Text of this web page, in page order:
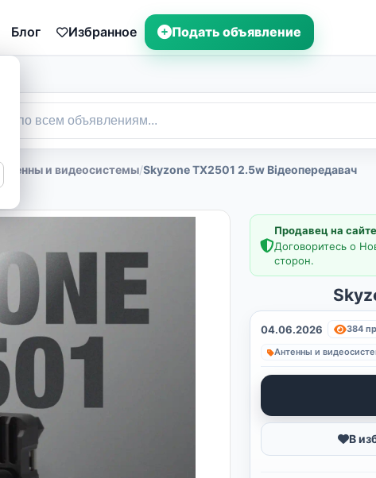
Блог Избранное Подать объявление
Антенны и видеосистемы/Skyzone TX2501 2.5w Відеопередавач
04.06.2026 384
Антенны и
В
Продавец на
Договоритесь о
сторон.